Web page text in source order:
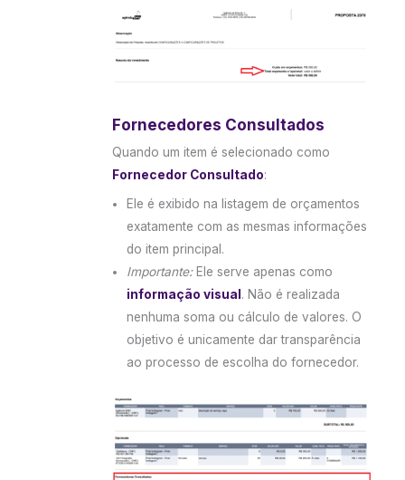
Fornecedores Consultados
Quando um item é selecionado como
Fornecedor Consultado:
Ele é exibido na listagem de orçamentos
exatamente com as mesmas informações
do item principal.
Importante:Ele serve apenas como
informação visual. Não é realizada
nenhuma soma ou cálculo de valores. O
objetivo é unicamente dar transparência
ao processo de escolha do fornecedor.